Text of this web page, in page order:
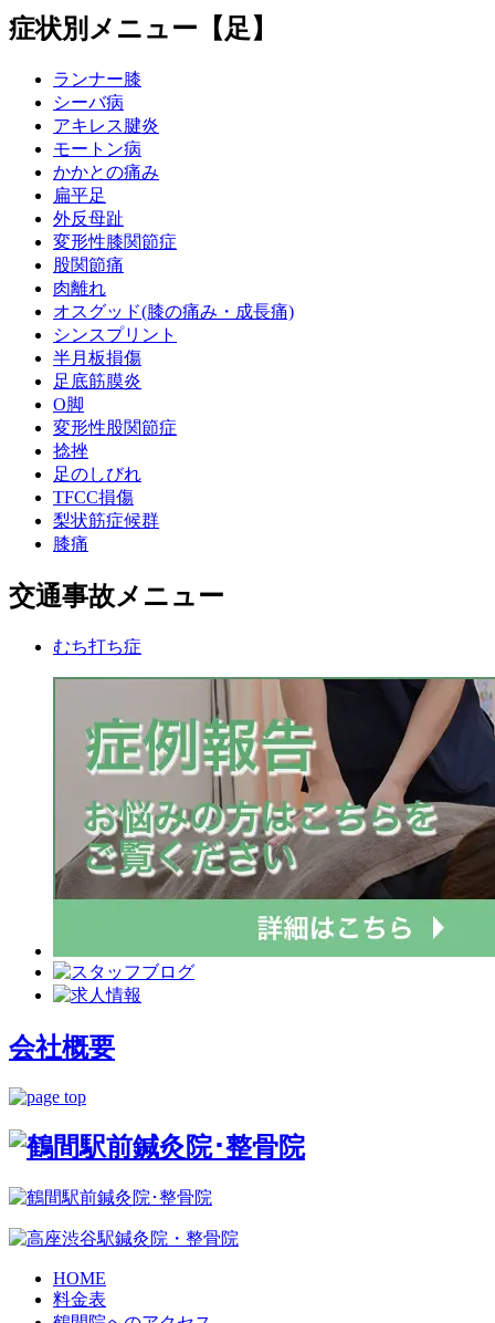
症状別メニュー【足】
ランナー膝
シーバ病
アキレス腱炎
モートン病
かかとの痛み
扁平足
外反母趾
変形性膝関節症
股関節痛
肉離れ
オスグッド(膝の痛み・成長痛)
シンスプリント
半月板損傷
足底筋膜炎
O脚
変形性股関節症
捻挫
足のしびれ
TFCC損傷
梨状筋症候群
膝痛
交通事故メニュー
むち打ち症
会社概要
HOME
料金表